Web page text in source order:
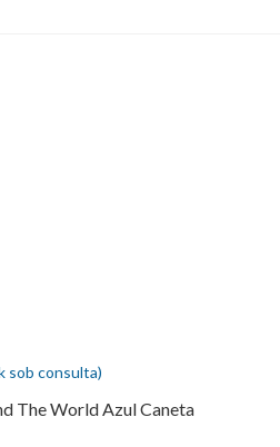
sob consulta)
The World Azul Caneta